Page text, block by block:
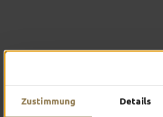
Zustimmung Details